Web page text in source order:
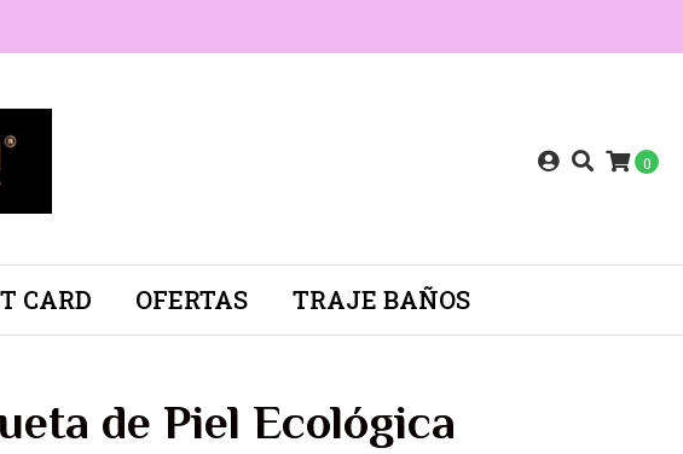
0
CARD OFERTAS TRAJE BAÑOS
de Piel Ecológica